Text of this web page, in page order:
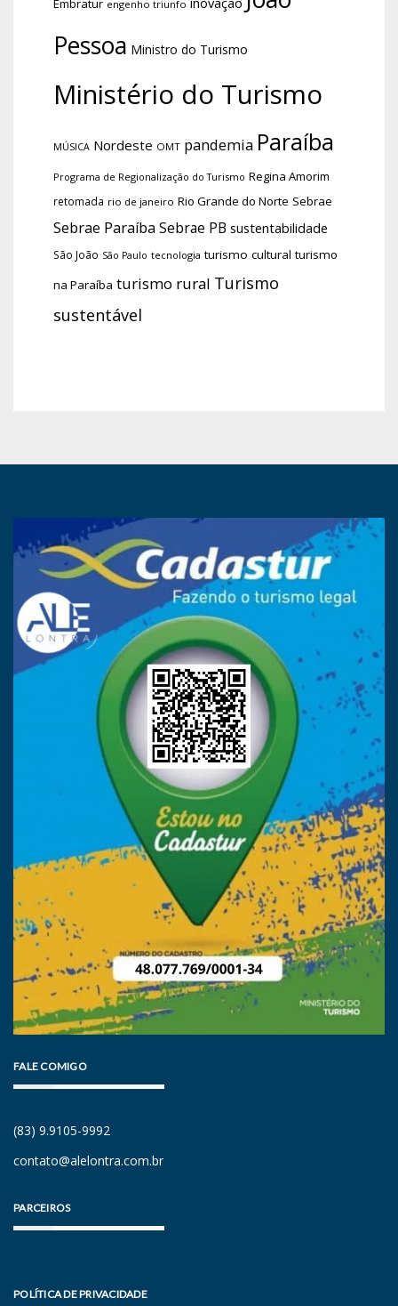
engenho triunfo
Pessoa Ministro do Turismo
Ministério do Turismo
MÚSICA Nordeste OMT pandemia Paraíba
Programa de Regionalização do Turismo Regina Amorim
retomada rio de janeiro Rio Grande do Norte Sebrae
Sebrae Paraíba Sebrae PB sustentabilidade
São João São Paulo tecnologia turismo cultural turismo
na Paraíba turismo rural Turismo
sustentável
FALE COMIGO
(83) 9.9105-9992
contato@alelontra.com.br
PARCEIROS
POLÍTICA DE PRIVACIDADE